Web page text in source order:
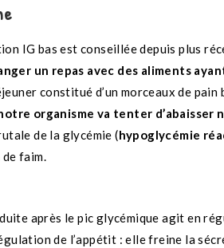
IG bas est conseillée depuis plus
un repas avec des aliments
constitué d’un morceaux de
organisme va tenter
de la glycémie (hypoglycémie
faim.
après le pic glycémique agit en
de l’appétit : elle freine la